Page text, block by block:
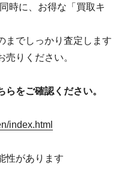
時に、お得な「買取キ
までしっかり査定します
りください。
をご確認ください。
index.html
性があります